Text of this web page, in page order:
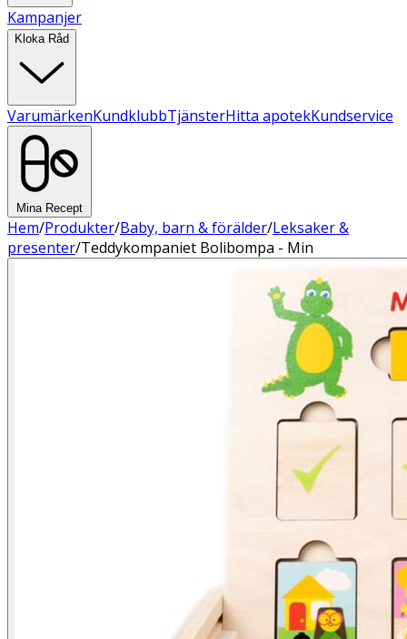
Kampanjer
Kloka Råd
VarumärkenKundklubbTjänsterHitta apotekKundservice
Mina Recept
Hem/Produkter/Baby, barn & förälder/Leksaker &
presenter/Teddykompaniet Bolibompa - Min